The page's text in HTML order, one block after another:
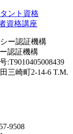
認証機構
:T9010405008439
三崎町2-14-6 T.M.
9508